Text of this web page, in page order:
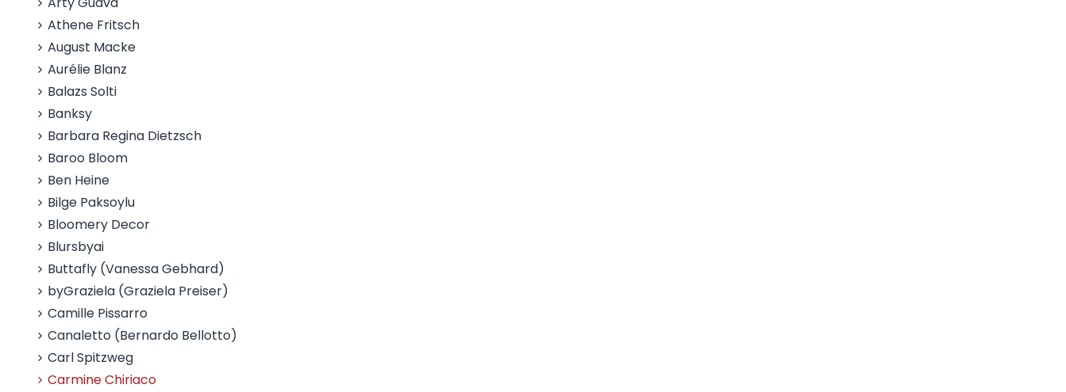
Athene Fritsch
August Macke
Aurélie Blanz
Balazs Solti
Banksy
Barbara Regina Dietzsch
Baroo Bloom
Ben Heine
Bilge Paksoylu
Bloomery Decor
Blursbyai
Buttafly (Vanessa Gebhard)
byGraziela (Graziela Preiser)
Camille Pissarro
Canaletto (Bernardo Bellotto)
Carl Spitzweg
Carmine Chiriaco